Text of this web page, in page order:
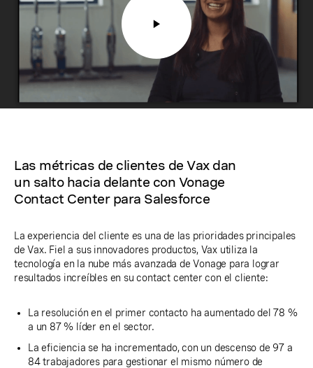
Las métricas de clientes de Vax dan
un salto hacia delante con Vonage
Contact Center para Salesforce
La experiencia del cliente es una de las prioridades principales
de Vax. Fiel a sus innovadores productos, Vax utiliza la
tecnología en la nube más avanzada de Vonage para lograr
resultados increíbles en su contact center con el cliente:
La resolución en el primer contacto ha aumentado del 78 %
a un 87 % líder en el sector.
La eficiencia se ha incrementado, con un descenso de 97 a
84 trabajadores para gestionar el mismo número de